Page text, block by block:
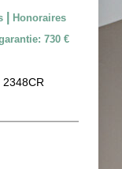
Honoraires
730 €
2348CR